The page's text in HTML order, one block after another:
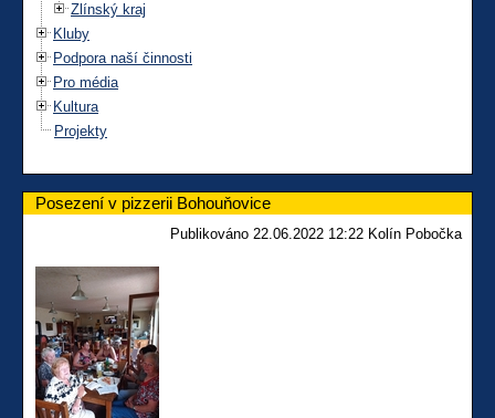
Zlínský kraj
Kluby
Podpora naší činnosti
Pro média
Kultura
Projekty
Posezení v pizzerii Bohouňovice
Publikováno 22.06.2022 12:22 Kolín Pobočka